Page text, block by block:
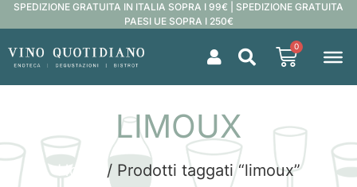
SPEDIZIONE GRATUITA IN ITALIA SOPRA I 99€ | SPEDIZIONE GRATUITA
PAESI UE SOPRA I 250€
0
LIMOUX
Home / Prodotti taggati “limoux”